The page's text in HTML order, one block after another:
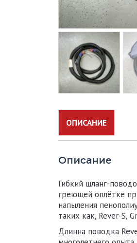
ОПИСАНИЕ
Описание
Гибкий шланг-
греющей оплётке
напыления
таких как, Rever-S,
Длинна поводка